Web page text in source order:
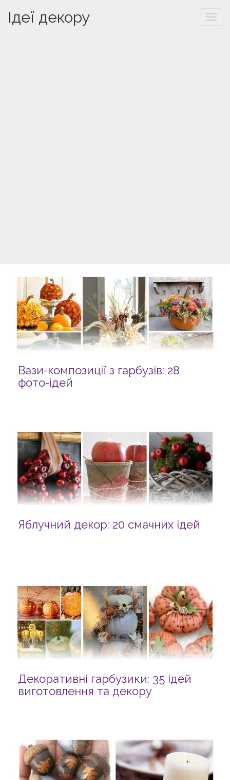
Ідеї декору
Вази-композиції з гарбузів: 28
фото-ідей
Яблучний декор: 20 смачних ідей
Декоративні гарбузики: 35 ідей
виготовлення та декору